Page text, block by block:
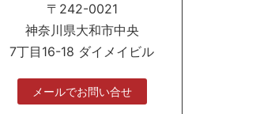
〒242-0021
神奈川県大和市中央
7丁目16-18 ダイメイビル
メールでお問い合せ